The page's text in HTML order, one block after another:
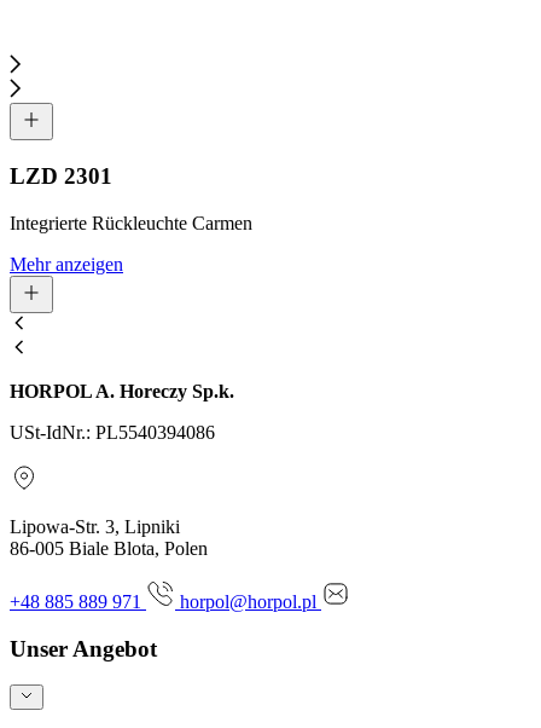
LZD 2301
Integrierte Rückleuchte Carmen
Mehr anzeigen
HORPOL A. Horeczy Sp.k.
USt-IdNr.: PL5540394086
Lipowa-Str. 3, Lipniki
86-005 Biale Blota, Polen
+48 885 889 971 horpol@horpol.pl
Unser Angebot